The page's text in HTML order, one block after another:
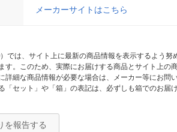
メーカーサイトはこちら
では、サイト上に最新の商品情報を表示するよう
す。このため、実際にお届けする商品とサイト上
詳細な商品情報が必要な場合は、メーカー等にお問
「セット」や「箱」の表記は、必ずしも箱でのお
を報告する